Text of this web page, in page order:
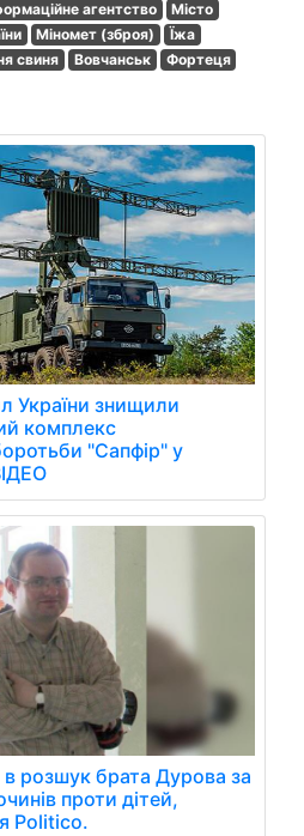
агентство
Місто
Міномет (зброя)
Їжа
свиня Вовчанськ Фортеця
України знищили
комплекс
"Сапфір" у
розшук брата Дурова за
проти дітей,
Politico.